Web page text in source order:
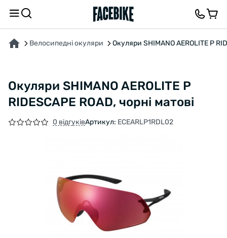
Велосипедні окуляри Окуляри SHIMANO AEROLITE P
Окуляри SHIMANO AEROLITE P
RIDESCAPE ROAD, чорні матові
0 відгуківАртикул: ECEARLP1RDL02
ПРО ТОВАР ХАРАКТЕРИСТИКИОПИС ВІДГУКИ ТА ЗАПИТАННЯ